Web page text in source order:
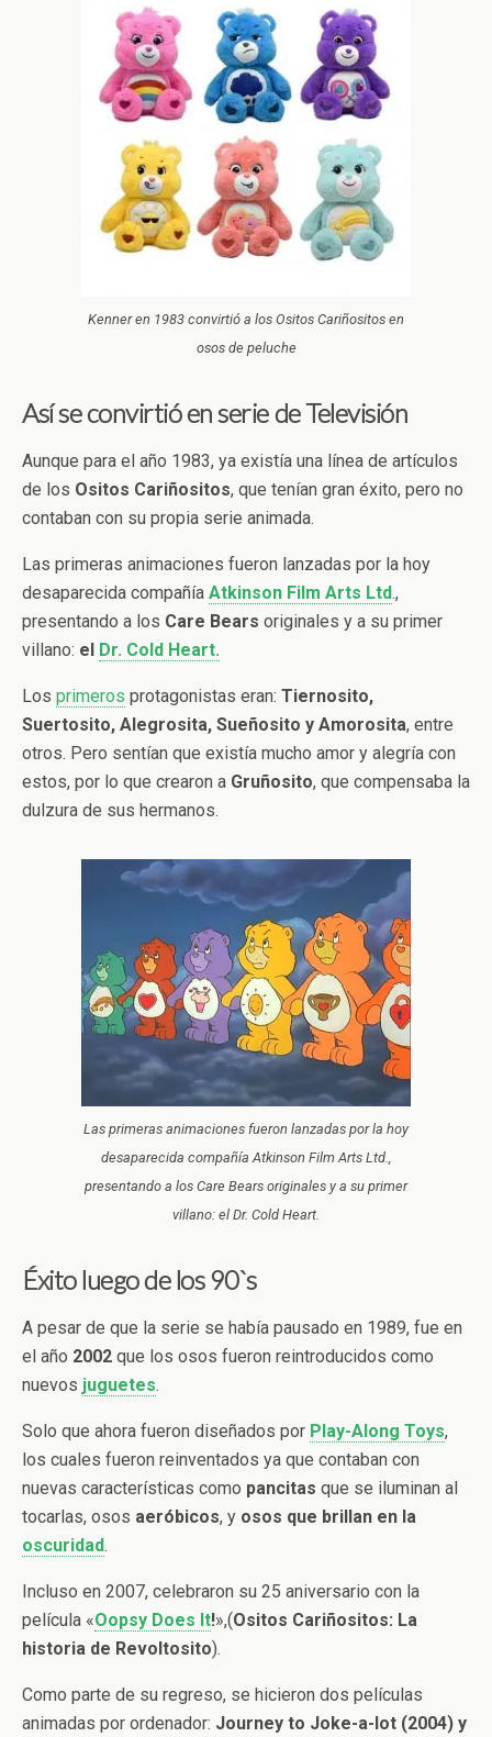
Kenner en 1983 convirtió a los Ositos Cariñositos en
osos de peluche
Así se convirtió en serie de Televisión
Aunque para el año 1983, ya existía una línea de artículos
de los Ositos Cariñositos, que tenían gran éxito, pero no
contaban con su propia serie animada.
Las primeras animaciones fueron lanzadas por la hoy
desaparecida compañía Atkinson Film Arts Ltd.,
presentando a los Care Bears originales y a su primer
villano: el Dr. Cold Heart.
Los primeros protagonistas eran: Tiernosito,
Suertosito, Alegrosita, Sueñosito y Amorosita, entre
otros. Pero sentían que existía mucho amor y alegría con
estos, por lo que crearon a Gruñosito, que compensaba la
dulzura de sus hermanos.
Las primeras animaciones fueron lanzadas por la hoy
desaparecida compañía Atkinson Film Arts Ltd.,
presentando a los Care Bears originales y a su primer
villano: el Dr. Cold Heart.
Éxito luego de los 90`s
A pesar de que la serie se había pausado en 1989, fue en
el año 2002 que los osos fueron reintroducidos como
nuevos juguetes.
Solo que ahora fueron diseñados por Play-Along Toys,
los cuales fueron reinventados ya que contaban con
nuevas características como pancitas que se iluminan al
tocarlas, osos aeróbicos, y osos que brillan en la
oscuridad.
Incluso en 2007, celebraron su 25 aniversario con la
película «Oopsy Does It!»,(Ositos Cariñositos: La
historia de Revoltosito).
Como parte de su regreso, se hicieron dos películas
animadas por ordenador: Journey to Joke-a-lot (2004) y